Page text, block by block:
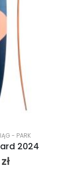
- PARK
2024
zł